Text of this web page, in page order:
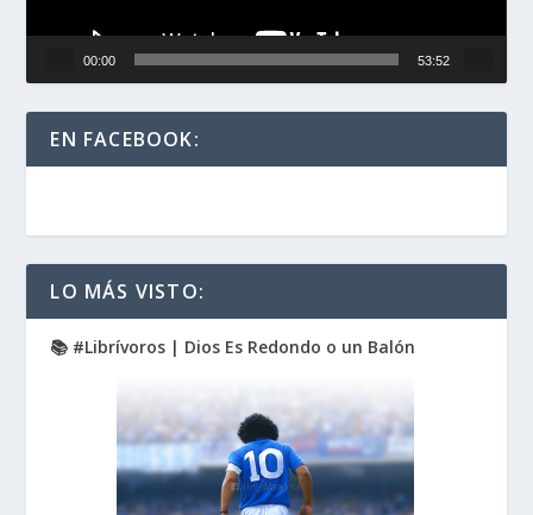
00:00 53:52
EN FACEBOOK:
LO MÁS VISTO:
📚 #Librívoros | Dios Es Redondo o un Balón